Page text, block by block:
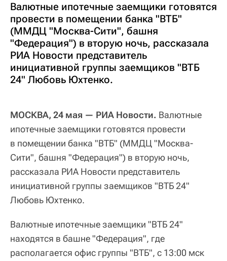
Валютные ипотечные заемщики готовятся
провести в помещении банка "ВТБ"
(ММДЦ "Москва-Сити", башня
"Федерация") в вторую ночь, рассказала
РИА Новости представитель
инициативной группы заемщиков "ВТБ
24" Любовь Юхтенко.
МОСКВА, 24 мая — РИА Новости. Валютные
ипотечные заемщики готовятся провести
в помещении банка "ВТБ" (ММДЦ "Москва-
Сити", башня "Федерация") в вторую ночь,
рассказала РИА Новости представитель
инициативной группы заемщиков "ВТБ 24"
Любовь Юхтенко.
Валютные ипотечные заемщики "ВТБ 24"
находятся в башне "Федерация", где
располагается офис группы "ВТБ", с 13:00 мск